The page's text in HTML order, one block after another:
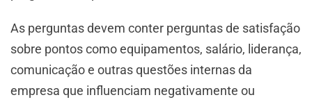
As perguntas devem conter perguntas de satisfação
sobre pontos como equipamentos, salário, liderança,
comunicação e outras questões internas da
empresa que influenciam negativamente ou